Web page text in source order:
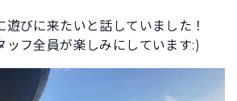
びに来たいと話していました！
ッフ全員が楽しみにしています:)